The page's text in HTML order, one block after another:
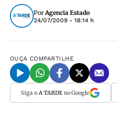
PorAgencia Estado
24/07/2009 - 18:14 h
OUÇA COMPARTILHE
Siga o A TARDEno Google